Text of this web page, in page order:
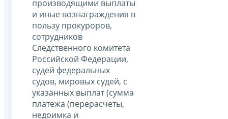
производящими выплаты
и иные вознаграждения в
пользу прокуроров,
сотрудников
Следственного комитета
Российской Федерации,
судей федеральных
судов, мировых судей, с
указанных выплат (сумма
платежа (перерасчеты,
недоимка и